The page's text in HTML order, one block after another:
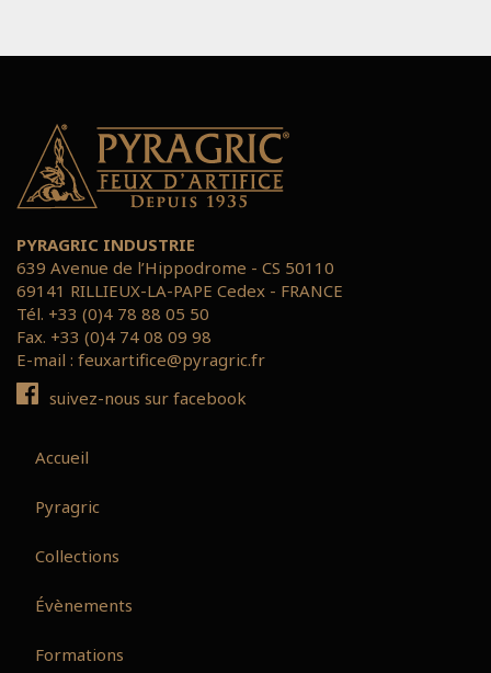
PYRAGRIC INDUSTRIE
639 Avenue de l’Hippodrome - CS 50110
69141 RILLIEUX-LA-PAPE Cedex - FRANCE
Tél. +33 (0)4 78 88 05 50
Fax. +33 (0)4 74 08 09 98
E-mail : feuxartifice@pyragric.fr
suivez-nous sur facebook
Accueil
Pyragric
Collections
Évènements
Formations